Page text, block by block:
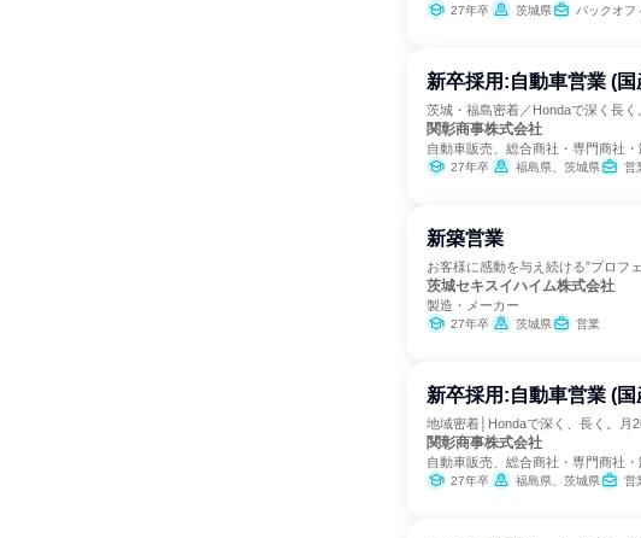
27年卒 茨城県 バックオフ
新卒採用:自動車営業 (
茨城・福島密着／Hondaで深く長く
関彰商事株式会社
自動車販売、総合商社・専門商社
27年卒 福島県、茨城県 営
新築営業
お客様に感動を与え続ける”プロフ
茨城セキスイハイム株式会社
製造・メーカー
27年卒 茨城県 営業
新卒採用:自動車営業 (
地域密着│Hondaで深く、長く。月
関彰商事株式会社
自動車販売、総合商社・専門商社
27年卒 福島県、茨城県 営